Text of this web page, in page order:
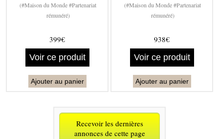
(#Maison du Monde #Partenariat
rémunéré)
399€
Voir ce produit
Ajouter au panier
(#Maison du Monde #Partenariat
rémunéré)
938€
Voir ce produit
Ajouter au panier
Recevoir les dernières
annonces de cette page